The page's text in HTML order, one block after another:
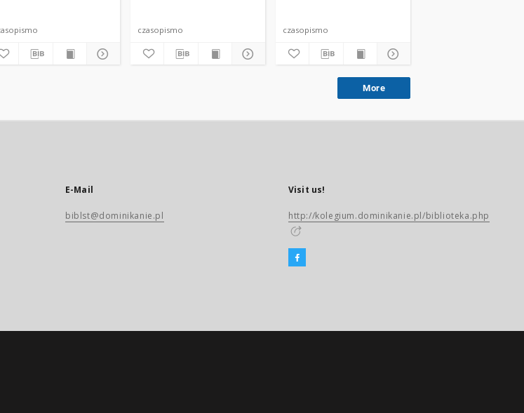
czasopismo czasopismo
More
E-Mail
biblst@dominikanie.pl
Visit us!
http://kolegium.dominikanie.pl/biblioteka.php